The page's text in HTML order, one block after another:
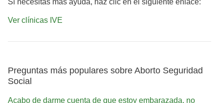
Si necesitas más ayuda, haz clic en el siguiente enlace:
Ver clínicas IVE
Preguntas más populares sobre Aborto Seguridad
Social
Acabo de darme cuenta de que estoy embarazada, no